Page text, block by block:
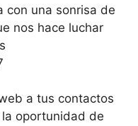
con una sonrisa de
nos hace luchar
a tus contactos
oportunidad de